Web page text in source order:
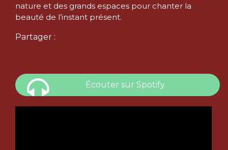
nature et des grands espaces pour chanter la
beauté de l’instant présent.
Partager :
Écouter sur Spotify